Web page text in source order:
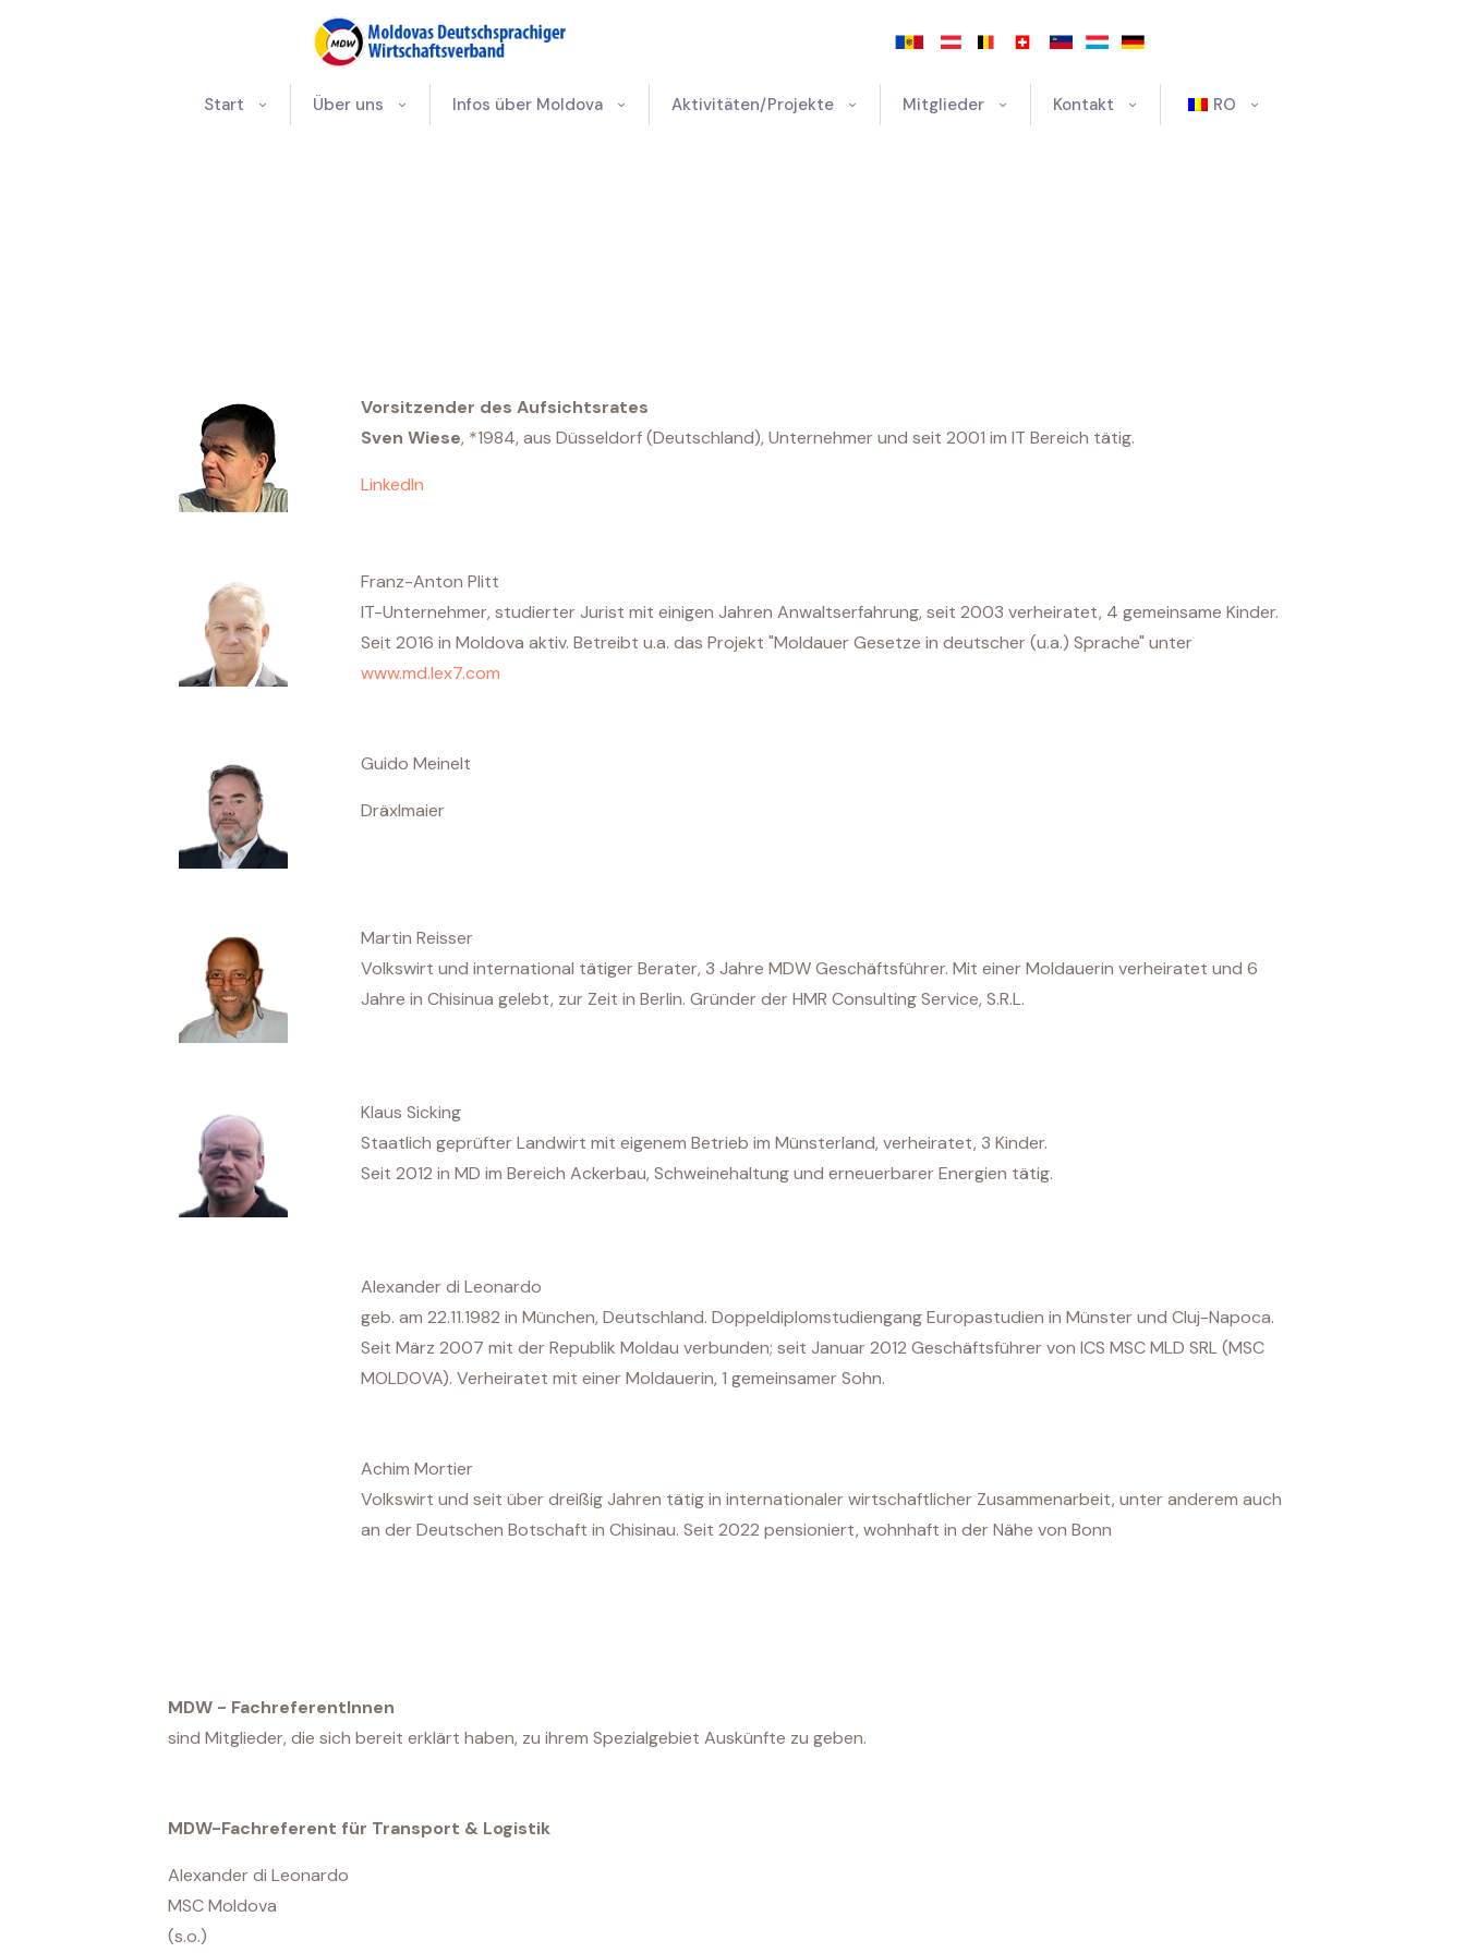
Start Über uns Infos über Moldova Aktivitäten/Projekte Mitglieder Kontakt RO
Vorsitzender des Aufsichtsrates
Sven Wiese, *1984, aus Düsseldorf (Deutschland), Unternehmer und seit 2001 im IT Bereich tätig.
LinkedIn
Franz-Anton Plitt
IT-Unternehmer, studierter Jurist mit einigen Jahren Anwaltserfahrung, seit 2003 verheiratet, 4 gemeinsame Kinder.
Seit 2016 in Moldova aktiv. Betreibt u.a. das Projekt "Moldauer Gesetze in deutscher (u.a.) Sprache" unter
www.md.lex7.com
Guido Meinelt
Dräxlmaier
Martin Reisser
Volkswirt und international tätiger Berater, 3 Jahre MDW Geschäftsführer. Mit einer Moldauerin verheiratet und 6
Jahre in Chisinua gelebt, zur Zeit in Berlin. Gründer der HMR Consulting Service, S.R.L.
Klaus Sicking
Staatlich geprüfter Landwirt mit eigenem Betrieb im Münsterland, verheiratet, 3 Kinder.
Seit 2012 in MD im Bereich Ackerbau, Schweinehaltung und erneuerbarer Energien tätig.
Alexander di Leonardo
geb. am 22.11.1982 in München, Deutschland. Doppeldiplomstudiengang Europastudien in Münster und Cluj-Napoca.
Seit März 2007 mit der Republik Moldau verbunden; seit Januar 2012 Geschäftsführer von ICS MSC MLD SRL (MSC
MOLDOVA). Verheiratet mit einer Moldauerin, 1 gemeinsamer Sohn.
Achim Mortier
Volkswirt und seit über dreißig Jahren tätig in internationaler wirtschaftlicher Zusammenarbeit, unter anderem auch
an der Deutschen Botschaft in Chisinau. Seit 2022 pensioniert, wohnhaft in der Nähe von Bonn
MDW - FachreferentInnen
sind Mitglieder, die sich bereit erklärt haben, zu ihrem Spezialgebiet Auskünfte zu geben.
MDW-Fachreferent für Transport & Logistik
Alexander di Leonardo
MSC Moldova
(s.o.)